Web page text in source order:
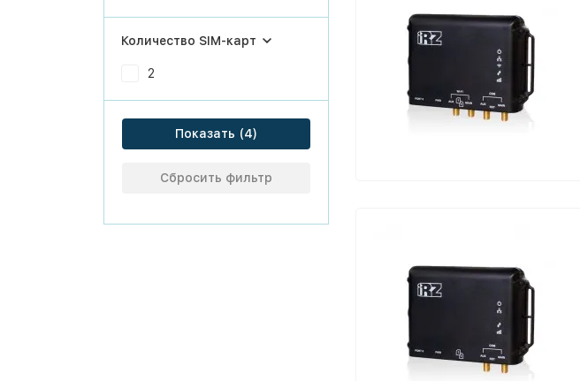
Количество SIM-карт
2
Показать
Сбросить фильтр